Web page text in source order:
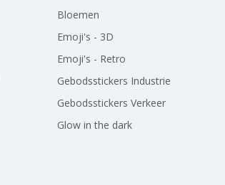
Bloemen
Emoji's - 3D
Emoji's - Retro
Gebodsstickers Industrie
Gebodsstickers Verkeer
Glow in the dark